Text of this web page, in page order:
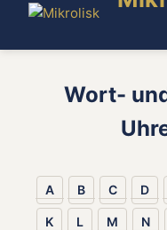
Wort-
A B C D
K L M N